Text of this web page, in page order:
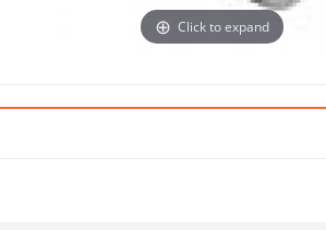
Click to expand